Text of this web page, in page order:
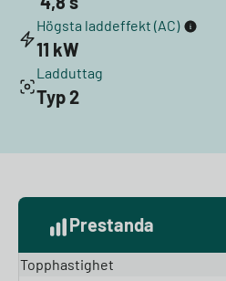
Högsta laddeffekt (AC)
11 kW
Ladduttag
Typ 2
Prestanda
Topphastighet